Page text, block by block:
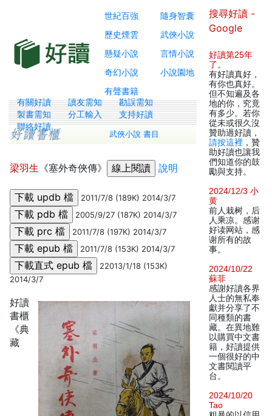
世紀百強
隨身智囊
歷史煙雲
武俠小說
懸疑小說
言情小說
奇幻小說
小說園地
有聲書籍
有關好讀 讀友需知
勘誤需知
製書需知
分工輸入
支持好讀
聯絡好讀
武俠小說 書目
梁羽生 《塞外奇俠傳》 說明
2011/7/8 (189K) 2014/3/7
2005/9/27 (187K) 2014/3/7
2011/7/8 (197K) 2014/3/7
2011/7/8 (153K) 2014/3/7
22013/1/18 (153K)
2014/3/7
好讀
書櫃
《典
藏
搜尋好讀 -
Google
好讀第25年
了 。
有好讀真好，
有你也真好。
但不知遍及各
地的你，究竟
有多少。若你
從未或很久沒
贊助過好讀，
請按這裡 ，贊
助好讀也讓我
們知道你的鼓
勵與支持。
2024/12/3 小
黄
前人栽树，后
人乘凉。感谢
好读网站，感
谢所有的故
事。
2024/10/22
蘇菲
感謝好讀各界
人士的無私奉
獻并分享了不
同種類的書
藏。在異地難
以購買中文書
籍，好讀提供
一個很好的中
文書閱讀平
台。
2024/10/20
Tao